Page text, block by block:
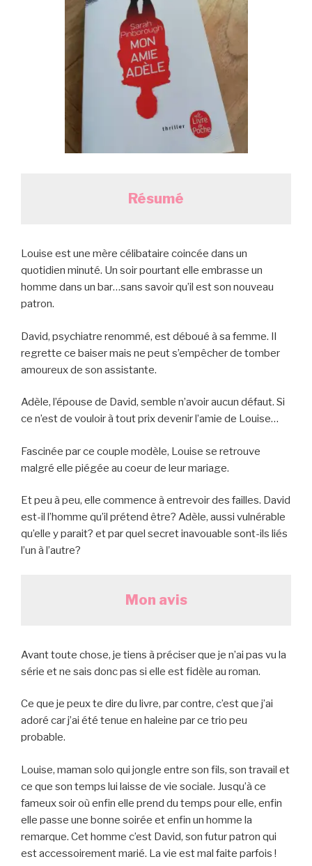
Résumé
Louise est une mère célibataire coincée dans un
quotidien minuté. Un soir pourtant elle embrasse un
homme dans un bar…sans savoir qu’il est son nouveau
patron.
David, psychiatre renommé, est déboué à sa femme. Il
regrette ce baiser mais ne peut s’empêcher de tomber
amoureux de son assistante.
Adèle, l’épouse de David, semble n’avoir aucun défaut. Si
ce n’est de vouloir à tout prix devenir l’amie de Louise…
Fascinée par ce couple modèle, Louise se retrouve
malgré elle piégée au coeur de leur mariage.
Et peu à peu, elle commence à entrevoir des failles. David
est-il l’homme qu’il prétend être? Adèle, aussi vulnérable
qu’elle y parait? et par quel secret inavouable sont-ils liés
l’un à l’autre?
Mon avis
Avant toute chose, je tiens à préciser que je n’ai pas vu la
série et ne sais donc pas si elle est fidèle au roman.
Ce que je peux te dire du livre, par contre, c’est que j’ai
adoré car j’ai été tenue en haleine par ce trio peu
probable.
Louise, maman solo qui jongle entre son fils, son travail et
ce que son temps lui laisse de vie sociale. Jusqu’à ce
fameux soir où enfin elle prend du temps pour elle, enfin
elle passe une bonne soirée et enfin un homme la
remarque. Cet homme c’est David, son futur patron qui
est accessoirement marié. La vie est mal faite parfois !